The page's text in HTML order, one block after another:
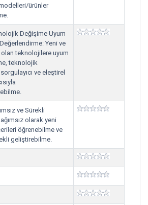
ürünler
Değişime Uyum
Yeni ve
teknolojilere uyum
teknolojik
ve eleştirel
ve Sürekli
olarak yeni
öğrenebilme ve
geliştirebilme.